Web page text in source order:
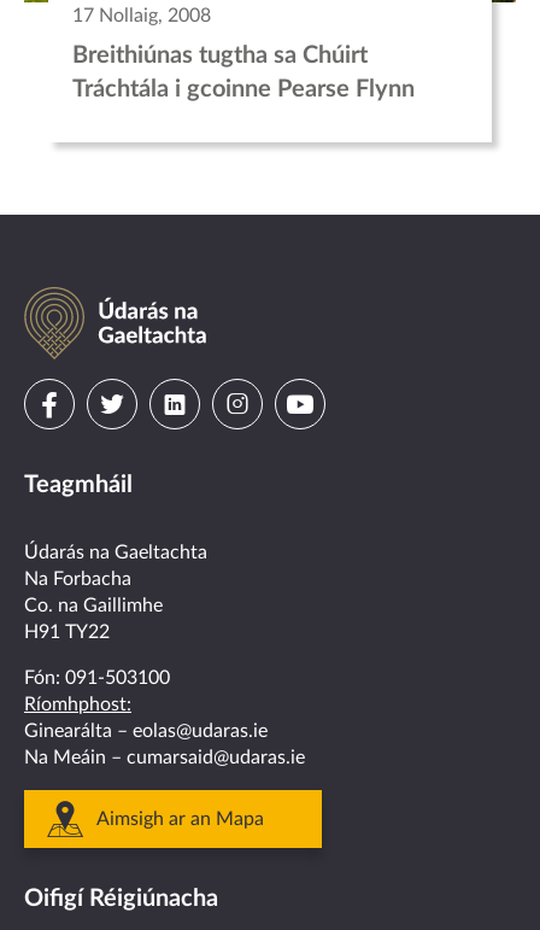
17 Nollaig, 2008
Breithiúnas tugtha sa Chúirt
Tráchtála i gcoinne Pearse Flynn
Údarás
na
Gaeltachta
Visit
on
facebook
Visit
on
twitter
Visit
linkedin
VisitVisit
Teagmháil
Údarás na Gaeltachta
Na Forbacha
Co. na Gaillimhe
H91 TY22
Fón: 091-503100
Ríomhphost:
Ginearálta – eolas@udaras.ie
Na Meáin – cumarsaid@udaras.ie
Aimsigh ar an Mapa
Oifigí Réigiúnacha